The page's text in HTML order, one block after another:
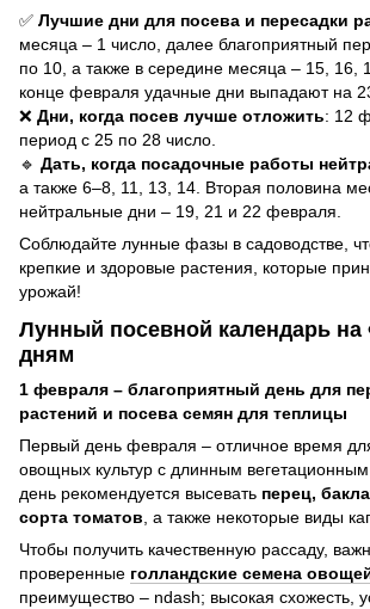
✅ Лучшие дни для посева и пересадки
месяца – 1 число, далее благоприятный
по 10, а также в середине месяца – 15, 16,
конце февраля удачные дни выпадают на
❌ Дни, когда посев лучше отложить: 12
период с 25 по 28 число.
🔹 Дать, когда посадочные работы
а также 6–8, 11, 13, 14. Вторая половина
нейтральные дни – 19, 21 и 22 февраля.
Соблюдайте лунные фазы в садоводстве,
крепкие и здоровые растения, которые
урожай!
Лунный посевной календарь
дням
1 февраля – благоприятный день для
растений и посева семян для теплицы
Первый день февраля – отличное время
овощных культур с длинным
день рекомендуется высевать перец,
сорта томатов , а также некоторые виды
Чтобы получить качественную рассаду,
проверенные голландские семена
преимущество – ndash; высокая схожесть,